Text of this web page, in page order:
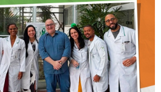
AOS
DAS UTIs
ARISTIDES